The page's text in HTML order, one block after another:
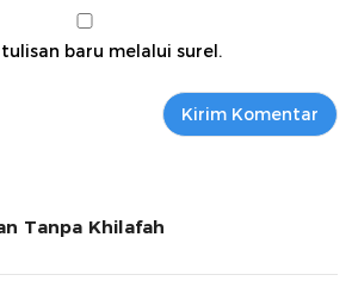
baru melalui surel.
Tanpa Khilafah